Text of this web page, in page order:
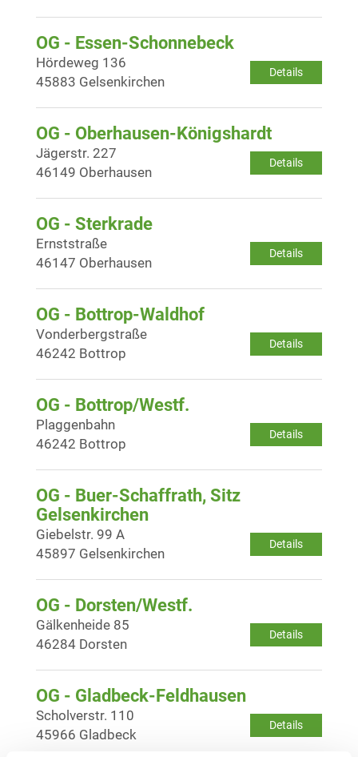
OG - Essen-Schonnebeck
Details
Hördeweg 136
45883 Gelsenkirchen
OG - Oberhausen-Königshardt
Details
Jägerstr. 227
46149 Oberhausen
OG - Sterkrade
Details
Ernststraße
46147 Oberhausen
OG - Bottrop-Waldhof
Details
Vonderbergstraße
46242 Bottrop
OG - Bottrop/Westf.
Details
Plaggenbahn
46242 Bottrop
OG - Buer-Schaffrath, Sitz
Gelsenkirchen
Details
Giebelstr. 99 A
45897 Gelsenkirchen
OG - Dorsten/Westf.
Details
Gälkenheide 85
46284 Dorsten
OG - Gladbeck-Feldhausen
Details
Scholverstr. 110
45966 Gladbeck